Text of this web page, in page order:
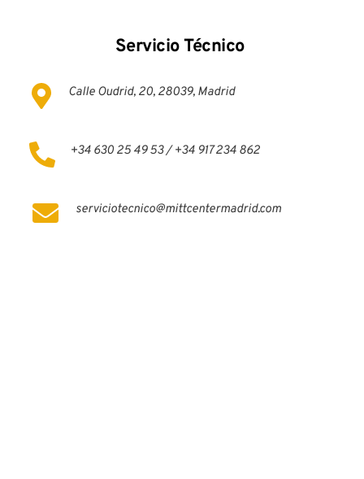
Servicio Técnico
Calle Oudrid, 20, 28039, Madrid
+34 630 25 49 53 / +34 917 234 862
serviciotecnico@mittcentermadrid.com